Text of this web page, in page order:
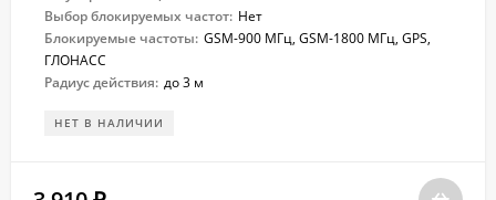
Выбор блокируемых частот: Нет
Блокируемые частоты: GSM-900 МГц, GSM-1800 МГц, GPS,
ГЛОНАСС
Радиус действия: до 3 м
НЕТ В НАЛИЧИИ